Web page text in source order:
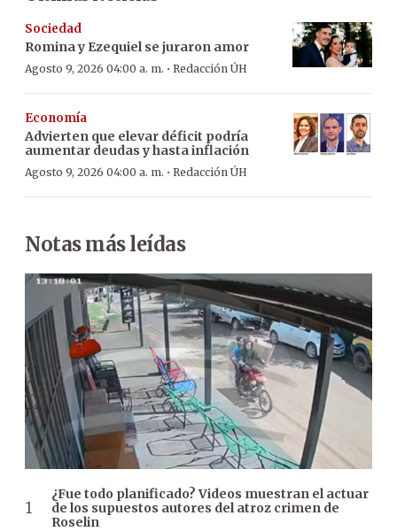
Sociedad
Romina y Ezequiel se juraron amor
Agosto 9, 2026 04:00 a. m. · Redacción ÚH
Economía
Advierten que elevar déficit podría
aumentar deudas y hasta inflación
Agosto 9, 2026 04:00 a. m. · Redacción ÚH
Notas más leídas
¿Fue todo planificado? Videos muestran el actuar
de los supuestos autores del atroz crimen de
Roselin